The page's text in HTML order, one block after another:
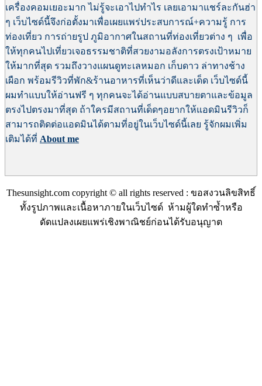
เครื่องคอมเยอะมาก ไม่รู้จะเอาไปทำไร เลยเอามาแชร์ละกันฮ่า
ๆ เว็บไซด์นี้จึงก่อตั้งมาเพื่อเผยแพร่ประสบการณ์+ความรู้ การ
ท่องเที่ยว การถ่ายรูป ภูมิอากาศในสถานที่ท่องเที่ยวต่าง ๆ เพื่อ
ให้ทุกคนไปเที่ยวเจอธรรมชาติที่สวยงามอลังการตรงเป้าหมาย
ให้มากที่สุด รวมถึงวางแผนดูทะเลหมอก เก็บดาว ล่าทางช้าง
เผือก พร้อมรีวิวที่พัก&ร้านอาหารที่เห็นว่าดีและเด็ด เว็บไซด์นี้
ผมทำแบบให้อ่านฟรี ๆ ทุกคนจะได้อ่านแบบสบายตาและข้อมูล
ตรงไปตรงมาที่สุด ถ้าใครมีสถานที่เด็ดๆอยากให้แอดมินรีวิวก็
สามารถติดต่อแอดมินได้ตามที่อยู่ในเว็บไซด์นี้เลย รู้จักผมเพิ่ม
เติมได้ที่ About me
Thesunsight.com copyright © all rights reserved : ขอสงวนลิขสิทธิ์
ทั้งรูปภาพและเนื้อหาภายในเว็บไซด์ ห้ามผู้ใดทำซ้ำหรือ
ดัดแปลงเผยแพร่เชิงพาณิชย์ก่อนได้รับอนุญาต